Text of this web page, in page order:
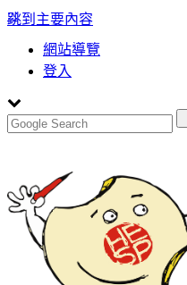
跳到主要內容
:::
網站導覽
登入